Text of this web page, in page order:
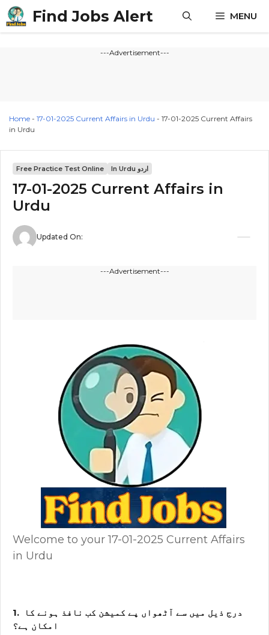
Skip
to
content
Find Jobs Alert MENU
---Advertisement---
Home - 17-01-2025 Current Affairs in Urdu - 17-01-2025 Current Affairs
in Urdu
Free Practice Test Online In Urdu اردو
17-01-2025 Current Affairs in
Urdu
Updated On:
---Advertisement---
Welcome to your 17-01-2025 Current Affairs
in Urdu
1.
درج ذیل میں سے آٹھواں پے کمیشن کب نافذ ہونے کا
امکان ہے؟